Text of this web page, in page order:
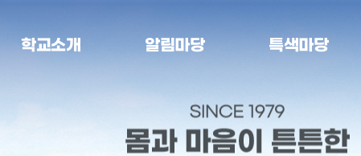
학교소개 알림마당 특색마당